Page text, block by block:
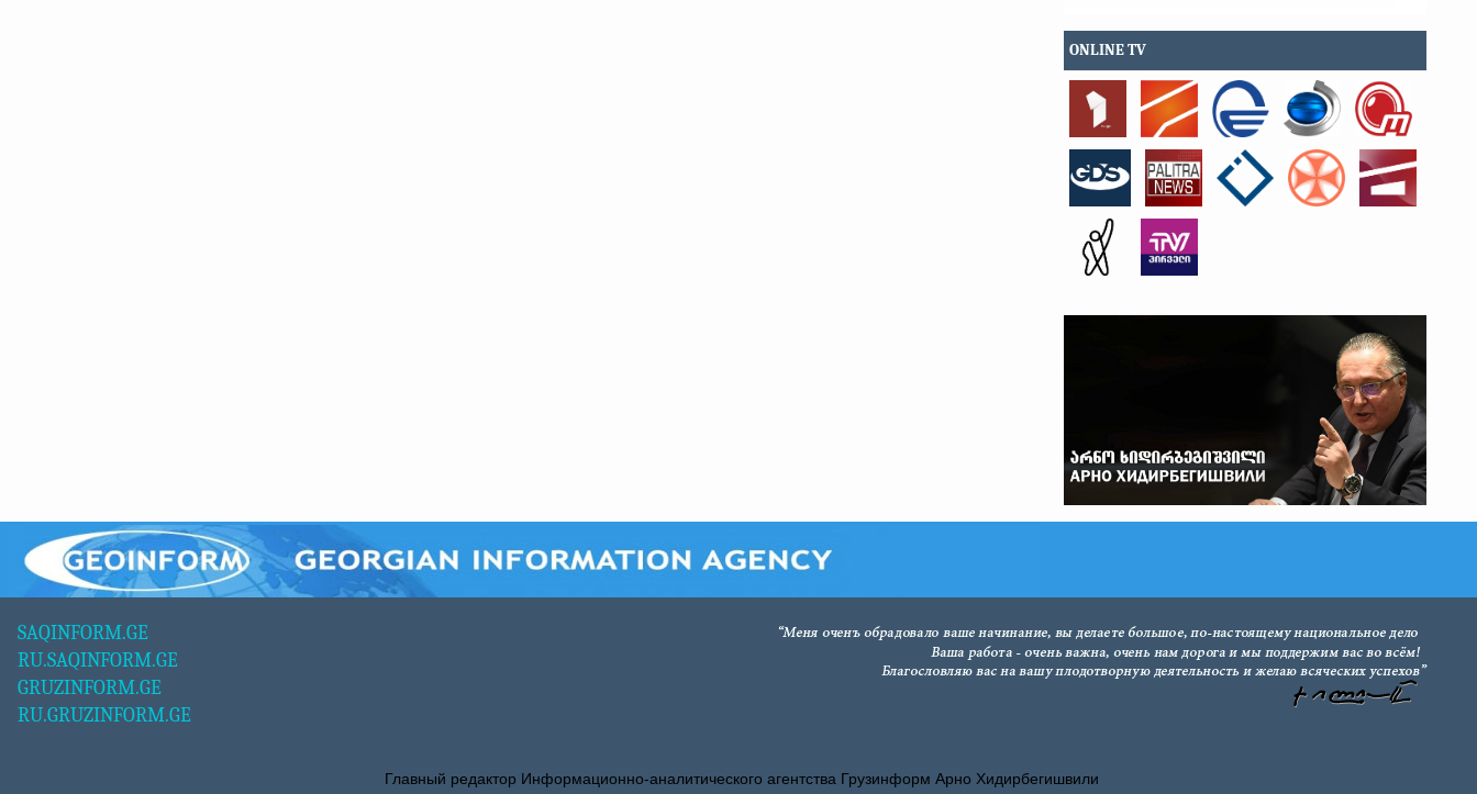
ONLINE TV
SAQINFORM.GE
RU.SAQINFORM.GE
GRUZINFORM.GE
RU.GRUZINFORM.GE
Главный редактор Информационно-аналитического агентства Грузинформ Арно Хидирбегишвили